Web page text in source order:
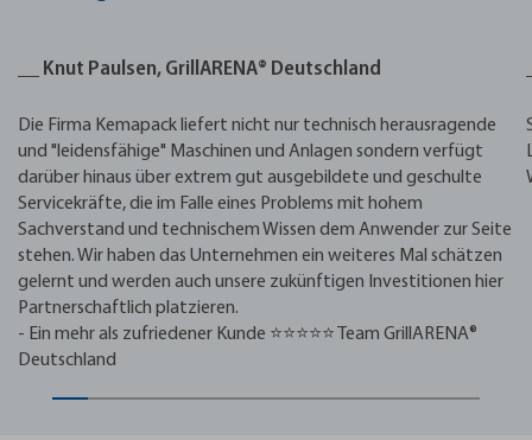
__ Knut Paulsen, GrillARENA® Deutschland
Die Firma Kemapack liefert nicht nur technisch herausragende
und "leidensfähige" Maschinen und Anlagen sondern verfügt
darüber hinaus über extrem gut ausgebildete und geschulte
Servicekräfte, die im Falle eines Problems mit hohem
Sachverstand und technischem Wissen dem Anwender zur Seite
stehen. Wir haben das Unternehmen ein weiteres Mal schätzen
gelernt und werden auch unsere zukünftigen Investitionen hier
Partnerschaftlich platzieren.
- Ein mehr als zufriedener Kunde ⭐⭐⭐⭐⭐ Team GrillARENA®
Deutschland